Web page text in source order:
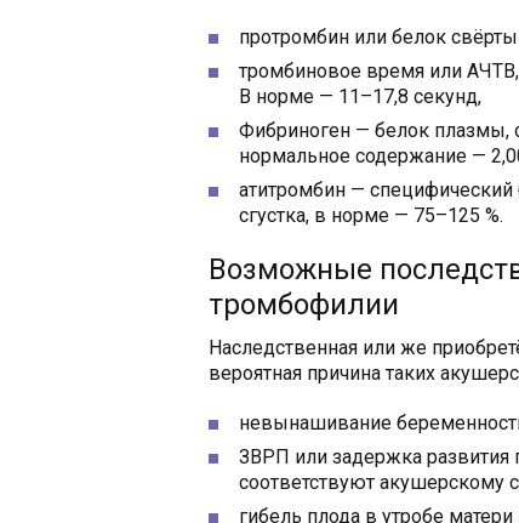
протромбин или белок
тромбиновое время или АЧТВ,
В норме — 11–17,8 секунд,
Фибриноген — белок плазмы,
нормальное содержание —
атитромбин —
сгустка, в норме — 75–125 %.
Возможные
тромбофилии
Наследственная или же
вероятная причина таких
невынашивание
ЗВРП или задержка развития
соответствуют акушерскому
гибель плода в утробе